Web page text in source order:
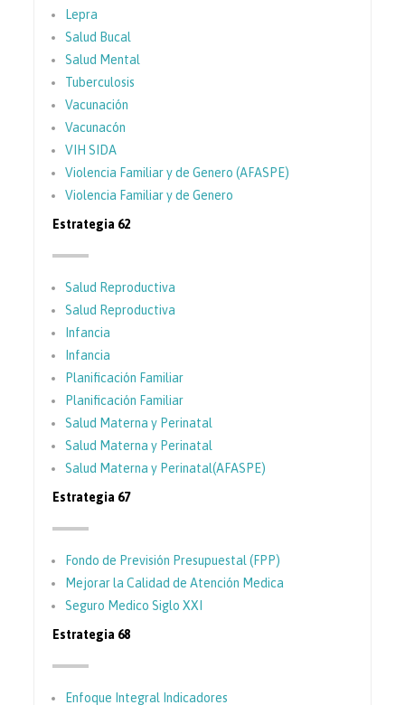
Lepra
Salud Bucal
Salud Mental
Tuberculosis
Vacunación
Vacunacón
VIH SIDA
Violencia Familiar y de Genero (AFASPE)
Violencia Familiar y de Genero
Estrategia 62
Salud Reproductiva
Salud Reproductiva
Infancia
Infancia
Planificación Familiar
Planificación Familiar
Salud Materna y Perinatal
Salud Materna y Perinatal
Salud Materna y Perinatal(AFASPE)
Estrategia 67
Fondo de Previsión Presupuestal (FPP)
Mejorar la Calidad de Atención Medica
Seguro Medico Siglo XXI
Estrategia 68
Enfoque Integral Indicadores